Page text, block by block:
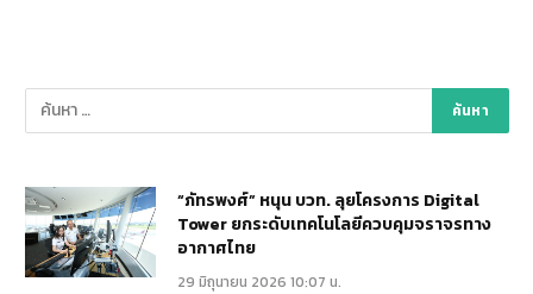
“ภัทรพงศ์” หนุน บวท. ลุยโครงการ Digital
Tower ยกระดับเทคโนโลยีควบคุมจราจรทาง
อากาศไทย
29 มิถุนายน 2026 10:07 น.